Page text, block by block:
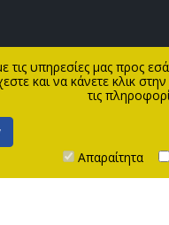
υπηρεσίες μας προς
και να κάνετε κλικ
τις
Απαραίτητα